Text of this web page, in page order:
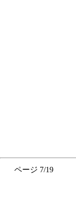
ページ 7/19